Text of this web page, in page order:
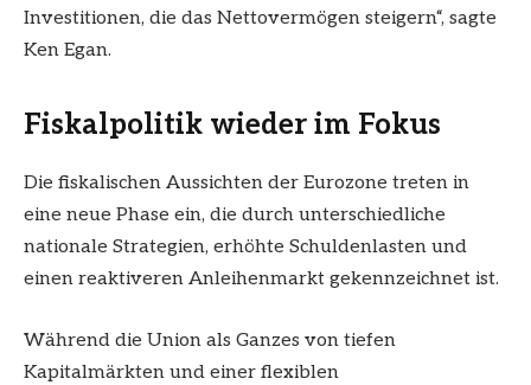
Investitionen, die das Nettovermögen steigern“, sagte
Ken Egan.
Fiskalpolitik wieder im Fokus
Die fiskalischen Aussichten der Eurozone treten in
eine neue Phase ein, die durch unterschiedliche
nationale Strategien, erhöhte Schuldenlasten und
einen reaktiveren Anleihenmarkt gekennzeichnet ist.
Während die Union als Ganzes von tiefen
Kapitalmärkten und einer flexiblen